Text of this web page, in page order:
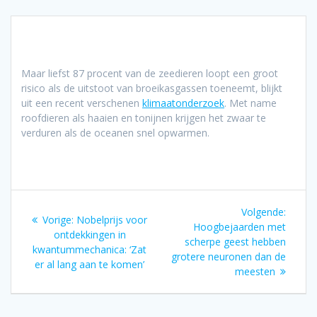
Maar liefst 87 procent van de zeedieren loopt een groot
risico als de uitstoot van broeikasgassen toeneemt, blijkt
uit een recent verschenen klimaatonderzoek. Met name
roofdieren als haaien en tonijnen krijgen het zwaar te
verduren als de oceanen snel opwarmen.
navigatie
Vorige: Vorig
bericht:
Nobelprijs voor
ontdekkingen in
kwantummechanica: ‘Zat
er al lang aan te komen’
Volgende:
Hoogbejaarden met
scherpe geest hebben
grotere neuronen dan de
meesten